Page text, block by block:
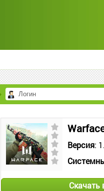
Версия:
Скачать